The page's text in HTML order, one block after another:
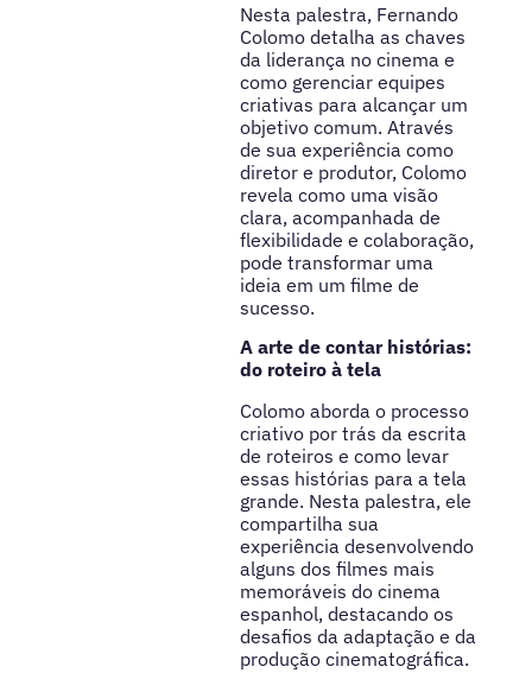
Nesta palestra, Fernando
Colomo detalha as chaves
da liderança no cinema e
como gerenciar equipes
criativas para alcançar um
objetivo comum. Através
de sua experiência como
diretor e produtor, Colomo
revela como uma visão
clara, acompanhada de
flexibilidade e colaboração,
pode transformar uma
ideia em um filme de
sucesso.
A arte de contar histórias:
do roteiro à tela
Colomo aborda o processo
criativo por trás da escrita
de roteiros e como levar
essas histórias para a tela
grande. Nesta palestra, ele
compartilha sua
experiência desenvolvendo
alguns dos filmes mais
memoráveis do cinema
espanhol, destacando os
desafios da adaptação e da
produção cinematográfica.